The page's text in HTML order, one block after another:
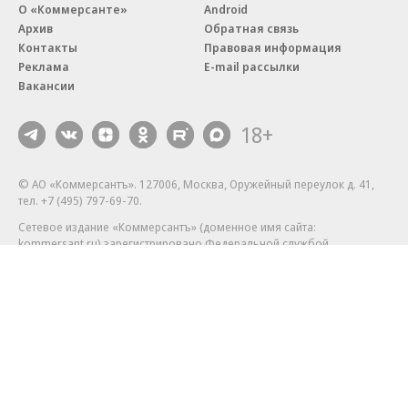
О «Коммерсанте»
Архив
Контакты
Реклама
Вакансии
Android
Обратная связь
Правовая информация
E-mail рассылки
18+
© АО «Коммерсантъ». 127006, Москва, Оружейный переулок д. 41,
тел. +7 (495) 797-69-70.
Сетевое издание «Коммерсантъ» (доменное имя сайта:
kommersant.ru) зарегистрировано Федеральной службой